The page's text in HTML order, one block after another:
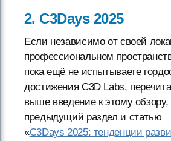
2. C3Days 2025
Если независимо от своей
профессиональном
пока ещё не испытываете
достижения C3D Labs,
выше введение к этому обзору,
предыдущий раздел и статью
«C3Days 2025: тенденции